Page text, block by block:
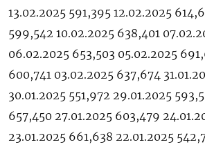
13.02.2025 591,395 12.02.2025
599,542 10.02.2025 638,401
06.02.2025 653,503 05.02.2025
600,741 03.02.2025 637,674
30.01.2025 551,972 29.01.2025
657,450 27.01.2025 603,479
23.01.2025 661,638 22.01.2025